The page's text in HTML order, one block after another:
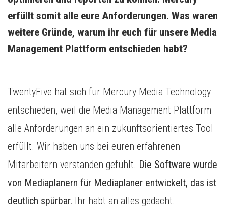
erfüllt somit alle eure Anforderungen. Was waren
weitere Gründe, warum ihr euch für unsere Media
Management Plattform entschieden habt?
TwentyFive hat sich für Mercury Media Technology
entschieden, weil die Media Management Plattform
alle Anforderungen an ein zukunftsorientiertes Tool
erfüllt. Wir haben uns bei euren erfahrenen
Mitarbeitern verstanden gefühlt. Die Software wurde
von Mediaplanern für Mediaplaner entwickelt, das ist
deutlich spürbar. Ihr habt an alles gedacht.